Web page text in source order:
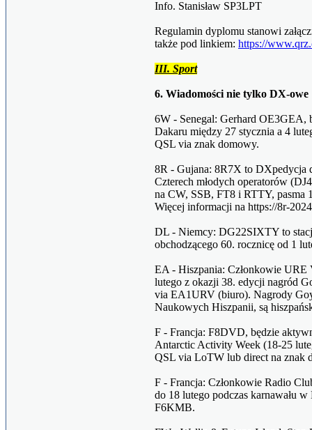
Info. Stanisław SP3LPT
Regulamin dyplomu stanowi
także pod linkiem: https://
III. Sport
6. Wiadomości nie tylko DX-owe
6W - Senegal: Gerhard
Dakaru między 27 stycznia a 4
QSL via znak domowy.
8R - Gujana: 8R7X to DXpedycja
Czterech młodych operatorów
na CW, SSB, FT8 i RTTY,
Więcej informacji na https://8r-
DL - Niemcy: DG22SIXTY to
obchodzącego 60. rocznicę od 1
EA - Hiszpania: Członkowie
lutego z okazji 38. edycji nagród
via EA1URV (biuro). Nagrody
Naukowych Hiszpanii, są
F - Francja: F8DVD, będzie
Antarctic Activity Week (18-25
QSL via LoTW lub direct na znak
F - Francja: Członkowie Radio
do 18 lutego podczas karnawału
F6KMB.